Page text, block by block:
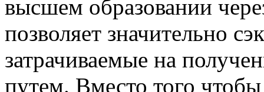
высшем образовании
позволяет значительно
затрачиваемые на
путем. Вместо того